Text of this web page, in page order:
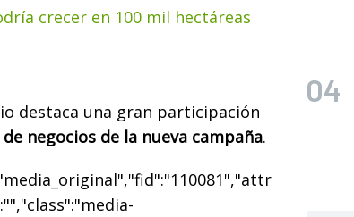
crecer en 100 mil hectáreas
destaca una gran participación
negocios de la nueva campaña.